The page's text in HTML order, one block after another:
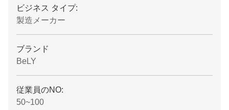
ビジネス タイプ:
製造メーカー
ブランド
BeLY
従業員のNO:
50~100